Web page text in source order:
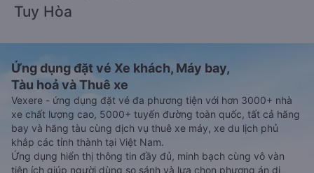
Tuy Hòa
Ứng dụng đặt vé Xe khách, Máy bay,
Tàu hoả và Thuê xe
Vexere - ứng dụng đặt vé đa phương tiện với hơn 3000+ nhà
xe chất lượng cao, 5000+ tuyến đường toàn quốc, tất cả hãng
bay và hãng tàu cùng dịch vụ thuê xe máy, xe du lịch phủ
khắp các tỉnh thành tại Việt Nam.
Ứng dụng hiển thị thông tin đầy đủ, minh bạch cùng vô vàn
tiện ích giúp người dùng so sánh và lựa chọn phương án di